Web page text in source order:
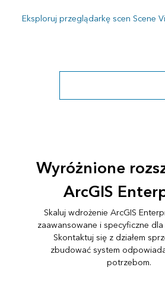
Eksploruj przeglądarkę scen Scene
Wyróżnione
ArcGIS
Skaluj wdrożenie ArcGIS
zaawansowane i specyficzne
Skontaktuj się z działem
zbudować system
potrzebom.